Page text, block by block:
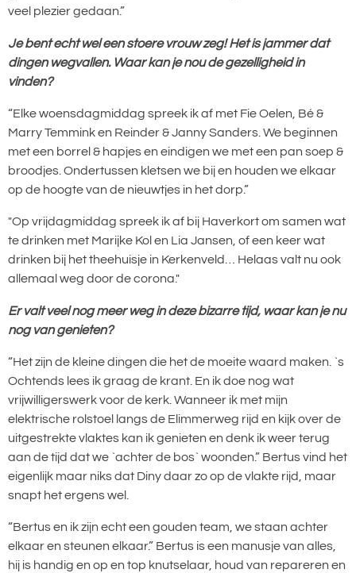
veel plezier gedaan.”
Je bent echt wel een stoere vrouw zeg! Het is jammer dat
dingen wegvallen. Waar kan je nou de gezelligheid in
vinden?
“Elke woensdagmiddag spreek ik af met Fie Oelen, Bé &
Marry Temmink en Reinder & Janny Sanders. We beginnen
met een borrel & hapjes en eindigen we met een pan soep &
broodjes. Ondertussen kletsen we bij en houden we elkaar
op de hoogte van de nieuwtjes in het dorp.”
"Op vrijdagmiddag spreek ik af bij Haverkort om samen wat
te drinken met Marijke Kol en Lia Jansen, of een keer wat
drinken bij het theehuisje in Kerkenveld… Helaas valt nu ook
allemaal weg door de corona."
Er valt veel nog meer weg in deze bizarre tijd, waar kan je nu
nog van genieten?
“Het zijn de kleine dingen die het de moeite waard maken. `s
Ochtends lees ik graag de krant. En ik doe nog wat
vrijwilligerswerk voor de kerk. Wanneer ik met mijn
elektrische rolstoel langs de Elimmerweg rijd en kijk over de
uitgestrekte vlaktes kan ik genieten en denk ik weer terug
aan de tijd dat we `achter de bos` woonden.” Bertus vind het
eigenlijk maar niks dat Diny daar zo op de vlakte rijd, maar
snapt het ergens wel.
“Bertus en ik zijn echt een gouden team, we staan achter
elkaar en steunen elkaar.” Bertus is een manusje van alles,
hij is handig en op en top knutselaar, houd van repareren en